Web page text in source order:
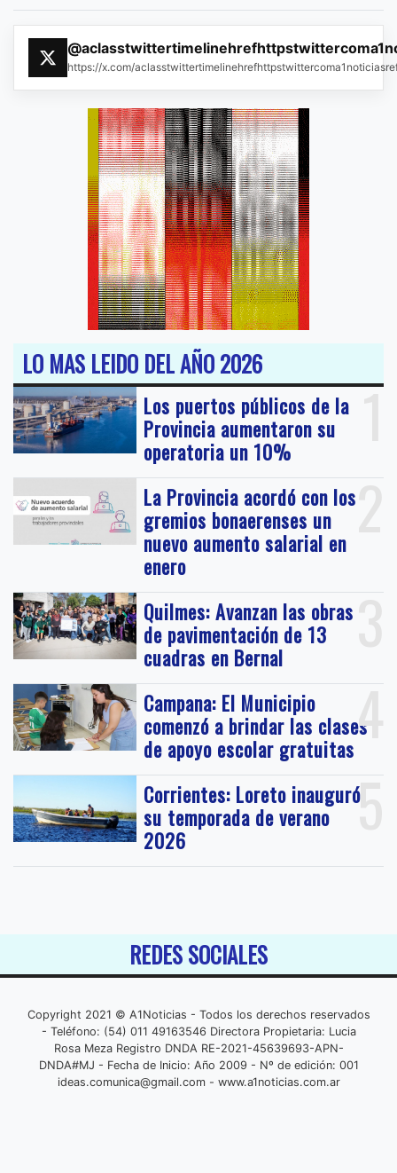
https://x.com/
LO MAS LEIDO DEL AÑO 2026
1
Los puertos públicos de la
Provincia aumentaron su
operatoria un 10%
2
La Provincia acordó con los
gremios bonaerenses un
nuevo aumento salarial en
enero
3
Quilmes: Avanzan las obras
de pavimentación de 13
cuadras en Bernal
4
Campana: El Municipio
comenzó a brindar las clases
de apoyo escolar gratuitas
5
Corrientes: Loreto inauguró
su temporada de verano
2026
REDES SOCIALES
Copyright 2021 © A1Noticias - Todos los derechos reservados
- Teléfono: (54) 011 49163546 Directora Propietaria: Lucia
Rosa Meza Registro DNDA RE-2021-45639693-APN-
DNDA#MJ - Fecha de Inicio: Año 2009 - Nº de edición: 001
ideas.comunica@gmail.com- www.a1noticias.com.ar